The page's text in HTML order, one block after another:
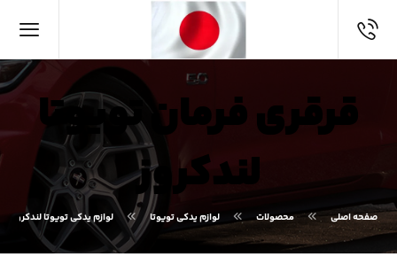
قرقری فرمان تویوتا
لندکروز
صفحه اصلی محصولات لوازم یدکی تویوتا لوازم یدکی تویوتا لندکروز